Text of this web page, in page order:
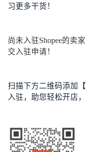
习更多干货！
尚未入驻Shopee的卖
交入驻申请！
扫描下方二维码添加
入驻，助您轻松开店，